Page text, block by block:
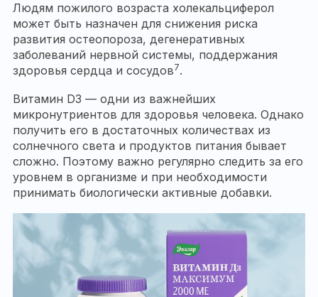
Людям пожилого возраста холекальциферол
может быть назначен для снижения риска
развития остеопороза, дегенеративных
заболеваний нервной системы, поддержания
здоровья сердца и сосудов7.
Витамин D3 — одни из важнейших
микронутриентов для здоровья человека. Однако
получить его в достаточных количествах из
солнечного света и продуктов питания бывает
сложно. Поэтому важно регулярно следить за его
уровнем в организме и при необходимости
принимать биологически активные добавки.